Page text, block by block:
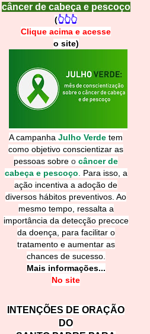
câncer de cabeça e pescoço
(👆👆👆
Clique acima e acesse
o site)
A campanha Julho Verde tem
como objetivo conscientizar as
pessoas sobre o câncer de
cabeça e pescoço
Para isso, a
ação incentiva a adoção de
diversos hábitos preventivos. Ao
mesmo tempo, ressalta a
importância da detecção precoce
da doença, para facilitar o
tratamento e aumentar as
chances de sucesso.
Mais informações...
No site
INTENÇÕES DE ORAÇÃO
DO